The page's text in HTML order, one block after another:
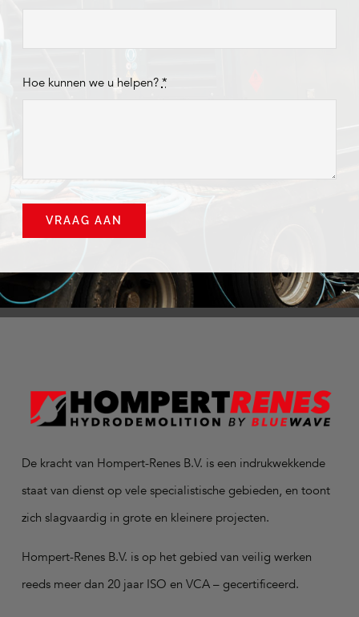
Hoe kunnen we u helpen? *
VRAAG AAN
De kracht van Hompert-Renes B.V. is een indrukwekkende
staat van dienst op vele specialistische gebieden, en toont
zich slagvaardig in grote en kleinere projecten.
Hompert-Renes B.V. is op het gebied van veilig werken
reeds meer dan 20 jaar ISO en VCA – gecertificeerd.